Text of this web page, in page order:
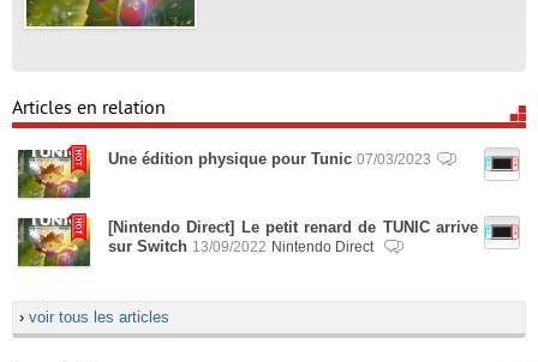
Articles en relation
Une édition physique pour Tunic 07/03/2023
[Nintendo Direct] Le petit renard de TUNIC arrive
sur Switch 13/09/2022 Nintendo Direct
› voir tous les articles